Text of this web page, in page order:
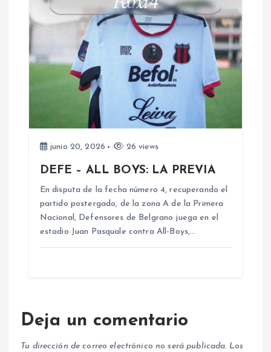
s
junio 20, 2026 26 views
DEFE – ALL BOYS: LA PREVIA
En disputa de la fecha número 4, recuperando el
partido postergado, de la zona A de la Primera
Nacional, Defensores de Belgrano juega en el
estadio Juan Pasquale contra All-Boys,…
Deja un comentario
Tu dirección de correo electrónico no será publicada. Los